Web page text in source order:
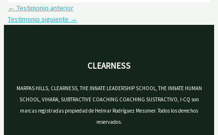
← Testimonio anterior
Testimonio siguiente →
CLEARNESS
MARPAS HILLS, CLEARNESS, THE INNATE LEADERSHIP SCHOOL, THE INNATE HUMAN
SCHOOL, VIHARA, SUBTRACTIVE COACHING COACHING SUSTRACTIVO, I-CQ son
marcas registradas propiedad de Helmar Rodríguez Messmer. Todos los derechos
reservados.